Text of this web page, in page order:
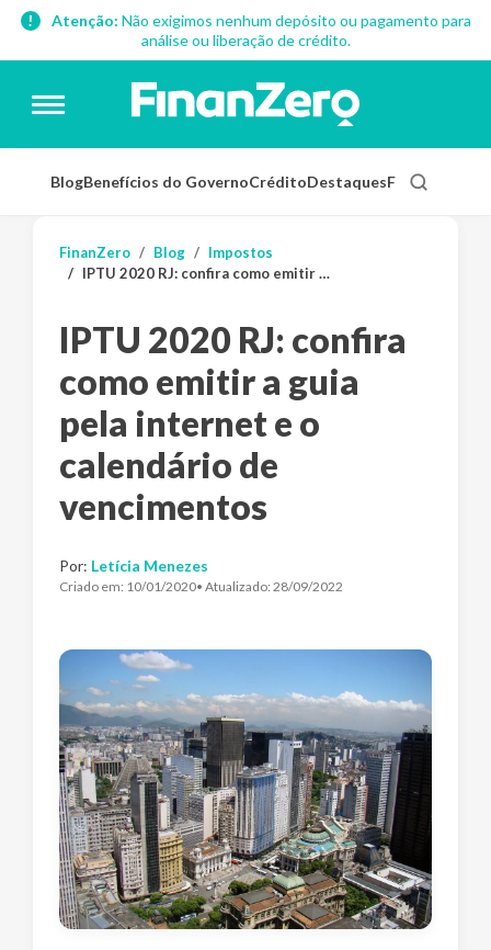
Atenção: Não exigimos nenhum depósito ou pagamento para
análise ou liberação de crédito.
BlogBenefícios do GovernoCréditoDestaquesFinanças
FinanZero Blog
Impostos
IPTU 2020 RJ: confira como emitir a guia pela internet e o calendário de vencimentos
IPTU 2020 RJ: confira
como emitir a guia
pela internet e o
calendário de
vencimentos
Por: Letícia Menezes
Criado em: 10/01/2020• Atualizado: 28/09/2022